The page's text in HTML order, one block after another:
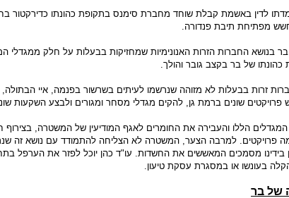
לדין באשמת קבלת שוחד מחברת סימנס בתקופת כהונתו כדירקטור
מפתיחת תיבת פנדורה.
בר בנושא החברות הזרות האנונימיות שמחזיקות בבעלות על חלק ממגדלי
של בר בקצב גובר והולך.
זרות בבעלות לא מזוהה שנרשמו לעיתים בשרשור בפנמה, איי הבתולה,
פרויקטים שונים ברמת גן, להקים מגדלי מסחר ומגורים ולבצע השקעות
הללו והעבירה את החומרים לאגף המודיעין של המשטרה, בצירוף
פרויקטים. למרבה הצער, המשטרה לא הצליחה להתמודד עם נושא זה
בידינו מסמכים המאששים את החשדות. עו"ד כהן יוכל לפזר את הערפל
בעונשו או במסגרת עסקת טיעון.
של בר